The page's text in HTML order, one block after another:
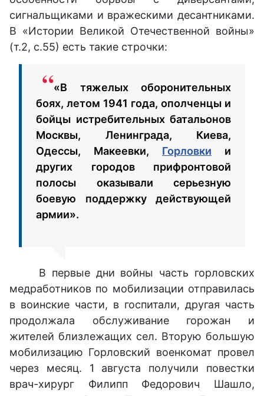
сигнальщиками и вражескими десантниками.
В «Истории Великой Отечественной войны»
(т.2, с.55) есть такие строчки:
«В тяжелых оборонительных
боях, летом 1941 года, ополченцы и
бойцы истребительных батальонов
Москвы, Ленинграда, Киева,
Одессы, Макеевки, Горловки и
других городов прифронтовой
полосы оказывали серьезную
боевую поддержку действующей
армии».
В первые дни войны часть горловских
медработников по мобилизации отправилась
в воинские части, в госпитали, другая часть
продолжала обслуживание горожан и
жителей близлежащих сел. Вторую большую
мобилизацию Горловский военкомат провел
через месяц. 1 августа получили повестки
врач-хирург Филипп Федорович Шашло,